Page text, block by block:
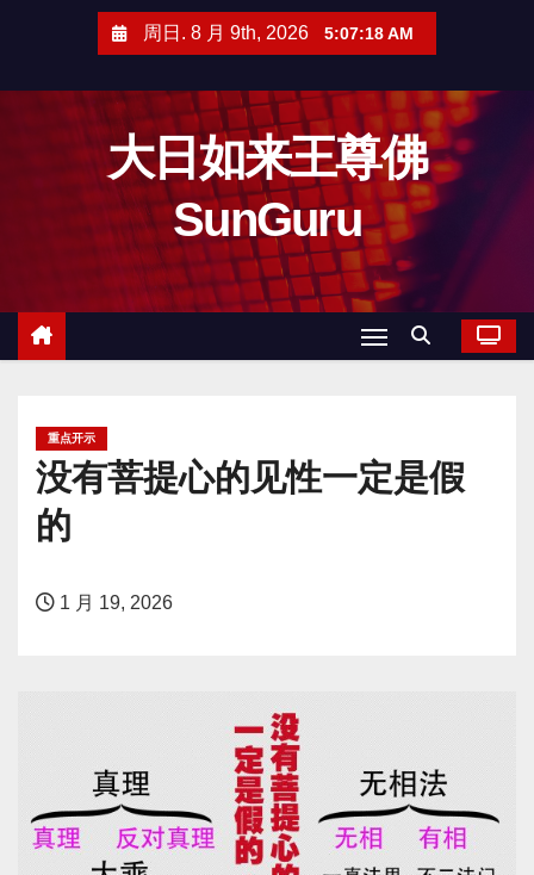
周日. 8 月 9th, 2026 5:07:19 AM
大日如来王尊佛
SunGuru
重点开示
没有菩提心的见性一定是假
的
1 月 19, 2026